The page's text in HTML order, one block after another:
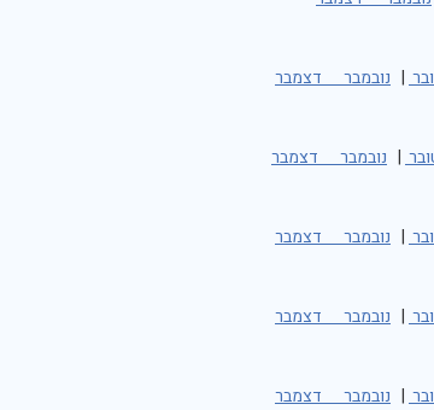
| נובמבר דצמבר
| נובמבר דצמבר
| נובמבר דצמבר
| נובמבר דצמבר
| נובמבר דצמבר